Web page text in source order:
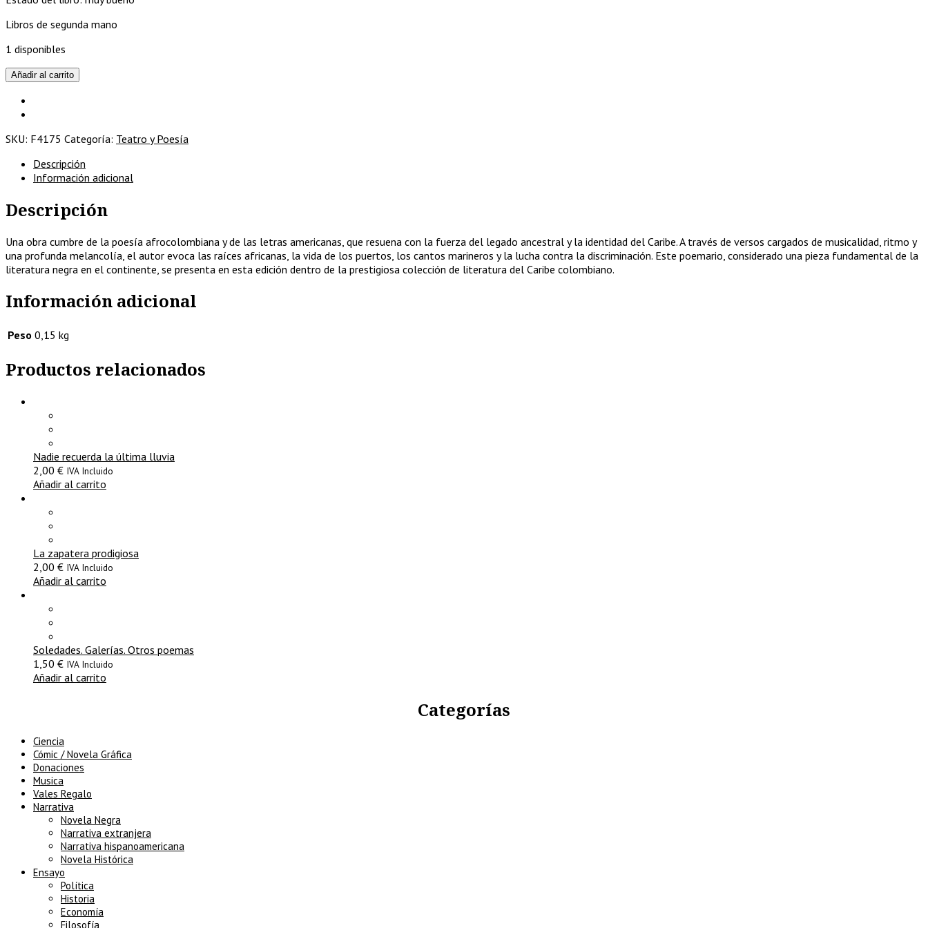
Libros de segunda mano
1 disponibles
Tambores
en
noche
Añadir al carrito
SKU: F4175 Categoría: Teatro y Poesía
Descripción
Información adicional
Descripción
Una obra cumbre de la poesía afrocolombiana y de las letras americanas, que resuena con la fuerza del legado ancestral y la identidad del Caribe. A través de versos cargados de musicalidad, ritmo y
una profunda melancolía, el autor evoca las raíces africanas, la vida de los puertos, los cantos marineros y la lucha contra la discriminación. Este poemario, considerado una pieza fundamental de la
literatura negra en el continente, se presenta en esta edición dentro de la prestigiosa colección de literatura del Caribe colombiano.
Información adicional
Peso 0,15 kg
Productos relacionados
Nadie recuerda la última lluvia
2,00 € IVA Incluido
Añadir al carrito
La zapatera prodigiosa
2,00 € IVA Incluido
Añadir al carrito
Soledades. Galerías. Otros poemas
1,50 € IVA Incluido
Añadir al carrito
Categorías
Ciencia
Cómic / Novela Gráfica
Donaciones
Musica
Vales Regalo
Narrativa
Novela Negra
Narrativa extranjera
Narrativa hispanoamericana
Novela Histórica
Ensayo
Política
Historia
Economía
Filosofía